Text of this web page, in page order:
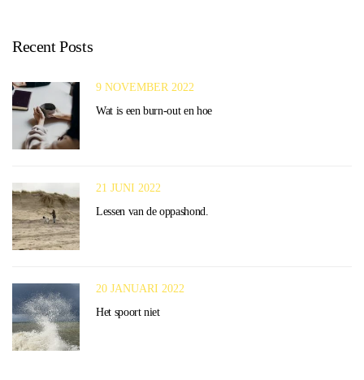
Recent Posts
9 NOVEMBER 2022
Wat is een burn-out en hoe
21 JUNI 2022
Lessen van de oppashond.
20 JANUARI 2022
Het spoort niet